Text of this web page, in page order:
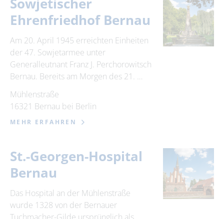
Sowjetischer
Ehrenfriedhof Bernau
Am 20. April 1945 erreichten Einheiten
der 47. Sowjetarmee unter
Generalleutnant Franz J. Perchorowitsch
Bernau. Bereits am Morgen des 21. …
Mühlenstraße
16321 Bernau bei Berlin
MEHR ERFAHREN
St.-Georgen-Hospital
Bernau
Das Hospital an der Mühlenstraße
wurde 1328 von der Bernauer